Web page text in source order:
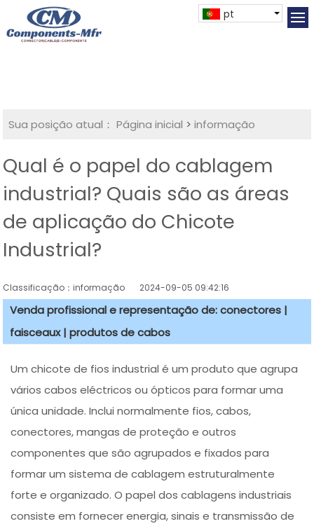
pt
Sua posição atual： Página inicial >informação
Qual é o papel do cablagem
industrial? Quais são as áreas
de aplicação do Chicote
Industrial?
Classificação：informação 2024-09-05 09:42:16
Venda profissional e representação de: conectores |
faisceaux | produtos de cabos
Um chicote de fios industrial é um produto que agrupa
vários cabos eléctricos ou ópticos para formar uma
única unidade. Inclui normalmente fios, cabos,
conectores, mangas de proteção e outros
componentes que são agrupados e fixados para
formar um sistema de cablagem estruturalmente
forte e organizado. O papel dos cablagens industriais
consiste em fornecer energia, sinais e transmissão de